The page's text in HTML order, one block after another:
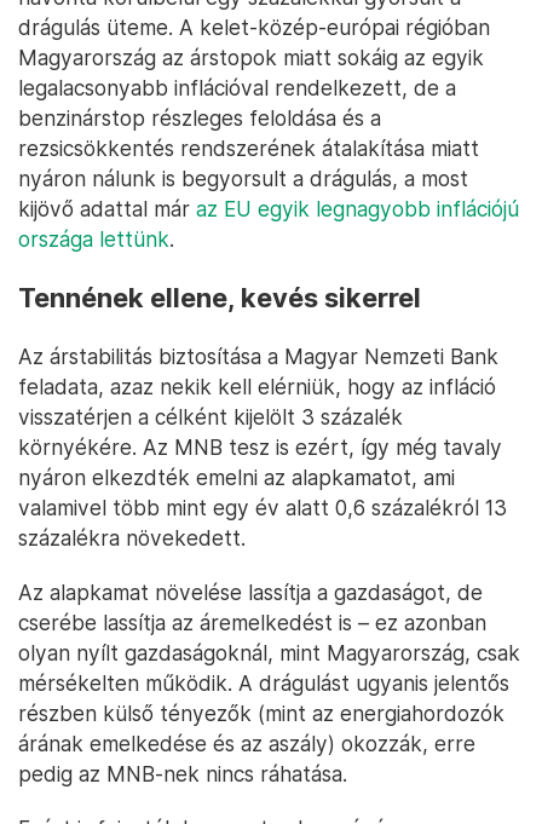
drágulás üteme. A kelet-közép-európai régióban
Magyarország az árstopok miatt sokáig az egyik
legalacsonyabb inflációval rendelkezett, de a
benzinárstop részleges feloldása és a
rezsicsökkentés rendszerének átalakítása miatt
nyáron nálunk is begyorsult a drágulás, a most
kijövő adattal már az EU egyik legnagyobb inflációjú
országa lettünk.
Tennének ellene, kevés sikerrel
Az árstabilitás biztosítása a Magyar Nemzeti Bank
feladata, azaz nekik kell elérniük, hogy az infláció
visszatérjen a célként kijelölt 3 százalék
környékére. Az MNB tesz is ezért, így még tavaly
nyáron elkezdték emelni az alapkamatot, ami
valamivel több mint egy év alatt 0,6 százalékról 13
százalékra növekedett.
Az alapkamat növelése lassítja a gazdaságot, de
cserébe lassítja az áremelkedést is – ez azonban
olyan nyílt gazdaságoknál, mint Magyarország, csak
mérsékelten működik. A drágulást ugyanis jelentős
részben külső tényezők (mint az energiahordozók
árának emelkedése és az aszály) okozzák, erre
pedig az MNB-nek nincs ráhatása.